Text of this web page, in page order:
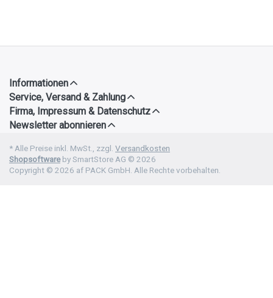
Informationen
Service, Versand & Zahlung
Firma, Impressum & Datenschutz
Newsletter abonnieren
* Alle Preise inkl. MwSt., zzgl. Versandkosten
Shopsoftwareby SmartStore AG © 2026
Copyright © 2026 af PACK GmbH. Alle Rechte vorbehalten.